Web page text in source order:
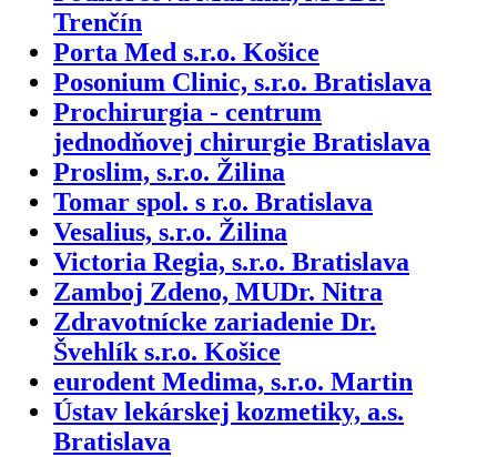
Trenčín
Porta Med s.r.o. Košice
Posonium Clinic, s.r.o. Bratislava
Prochirurgia - centrum
jednodňovej chirurgie Bratislava
Proslim, s.r.o. Žilina
Tomar spol. s r.o. Bratislava
Vesalius, s.r.o. Žilina
Victoria Regia, s.r.o. Bratislava
Zamboj Zdeno, MUDr. Nitra
Zdravotnícke zariadenie Dr.
Švehlík s.r.o. Košice
eurodent Medima, s.r.o. Martin
Ústav lekárskej kozmetiky, a.s.
Bratislava